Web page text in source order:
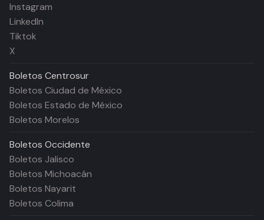
Instagram
LinkedIn
Tiktok
X
Boletos Centrosur
Boletos Ciudad de México
Boletos Estado de México
Boletos Morelos
Boletos Occidente
Boletos Jalisco
Boletos Michoacán
Boletos Nayarit
Boletos Colima